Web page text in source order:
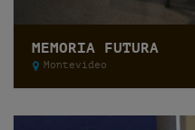
MEMORIA FUTURA
Montevideo